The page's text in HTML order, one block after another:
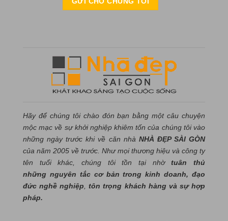
Hãy để chúng tôi chào đón bạn bằng một câu chuyện
mộc mạc về sự khởi nghiệp khiêm tốn của chúng tôi vào
những ngày trước khi về căn nhà NHÀ ĐẸP SÀI GÒN
của năm 2005 về trước. Như mọi thương hiệu và công ty
tên tuổi khác, chúng tôi tồn tại nhờtuân thủ
những nguyên tắc cơ bản trong kinh doanh, đạo
đức nghề nghiệp,tôn trọng khách hàng và sự hợp
pháp.